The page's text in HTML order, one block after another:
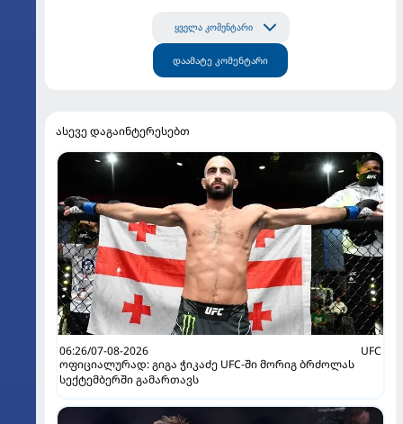
ყველა კომენტარი
დაამატე კომენტარი
ასევე დაგაინტერესებთ
06:26/07-08-2026
UFC
ოფიციალურად: გიგა ჭიკაძე UFC-ში მორიგ ბრძოლას
სექტემბერში გამართავს